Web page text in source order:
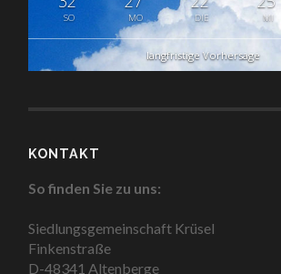
SO MO DIE MI
langfristige Vorhersage
KONTAKT
So finden Sie zu uns:
Siedlungsgemeinschaft Krüsel
Finkenstraße
D-48341 Altenberge